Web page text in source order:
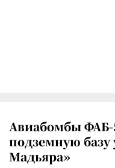
Авиабомбы
подземную
Мадьяра»